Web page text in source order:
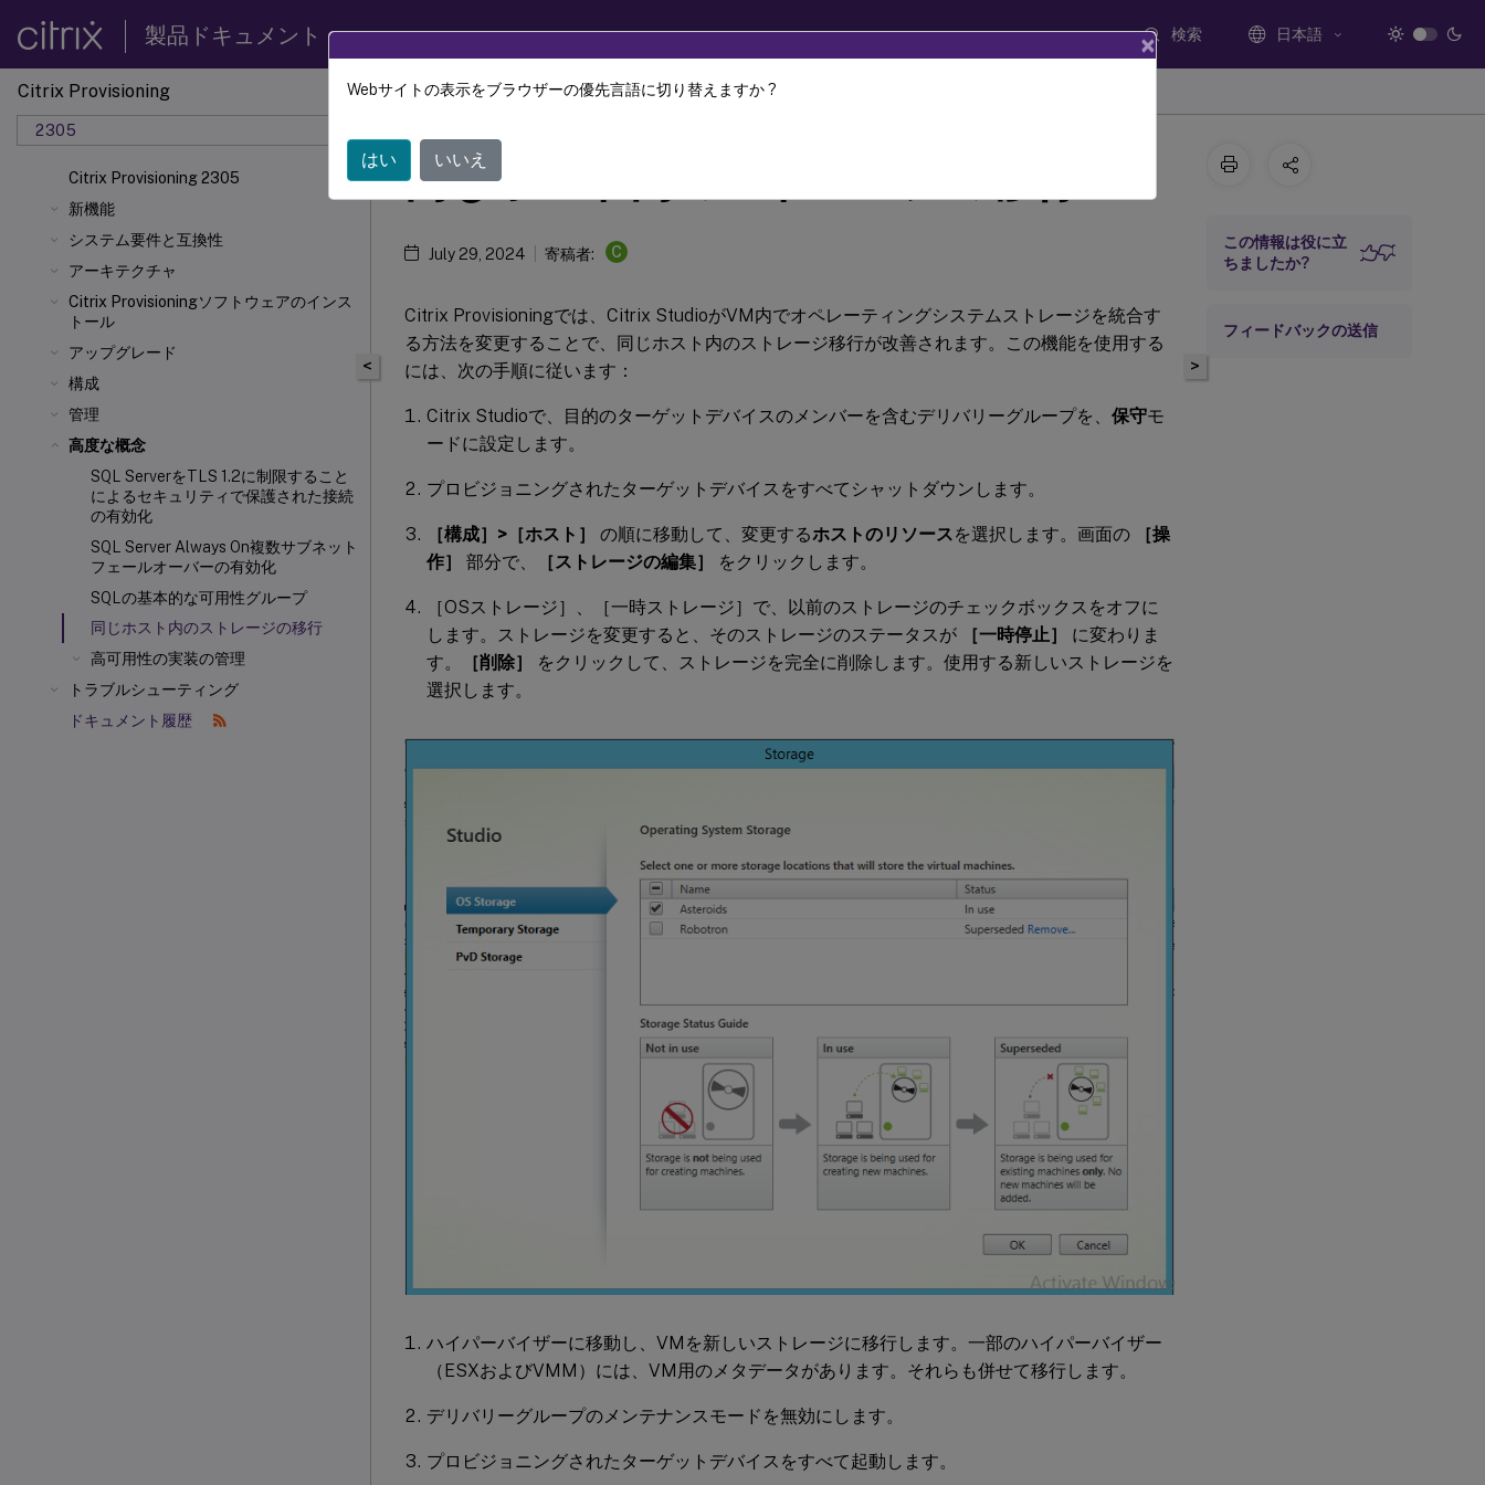
製品ドキュメント 検索 日本語
Citrix Provisioning
2305
Citrix Provisioning 2305
新機能
システム要件と互換性
アーキテクチャ
Citrix Provisioningソフトウェアのインス
トール
アップグレード
構成
管理
高度な概念
SQL ServerをTLS 1.2に制限すること
によるセキュリティで保護された接続
の有効化
SQL Server Always On複数サブネット
フェールオーバーの有効化
SQLの基本的な可用性グループ
同じホスト内のストレージの移行
高可用性の実装の管理
トラブルシューティング
ドキュメント履歴
Citrix Provisioning Citrix Provisioning 2305
<
同じホスト内のストレージの移行
July 29, 2024 寄稿者: C
Citrix Provisioningでは、Citrix StudioがVM内でオペレーティングシステムストレージを統合す
る方法を変更することで、同じホスト内のストレージ移行が改善されます。この機能を使用する
には、次の手順に従います：
Citrix Studioで、目的のターゲットデバイスのメンバーを含むデリバリーグループを、 保守モ
ードに設定します。
プロビジョニングされたターゲットデバイスをすべてシャットダウンします。
［構成］>［ホスト］ の順に移動して、変更するホストのリソース を選択します。画面の
［操
作］
部分で、 ［ストレージの編集］ をクリックします。
［OSストレージ］、［一時ストレージ］で、以前のストレージのチェックボックスをオフに
します。ストレージを変更すると、そのストレージのステータスが
［一時停止］
に変わりま
す。
［削除］
をクリックして、ストレージを完全に削除します。使用する新しいストレージを
選択します。
ハイパーバイザーに移動し、VMを新しいストレージに移行します。一部のハイパーバイザー
（ESXおよびVMM）には、VM用のメタデータがあります。それらも併せて移行します。
デリバリーグループのメンテナンスモードを無効にします。
プロビジョニングされたターゲットデバイスをすべて起動します。
>
この情報は役に立
ちましたか?
フィードバックの送信
×
Webサイトの表示をブラウザーの優先言語に切り替えますか ?
はい いいえ